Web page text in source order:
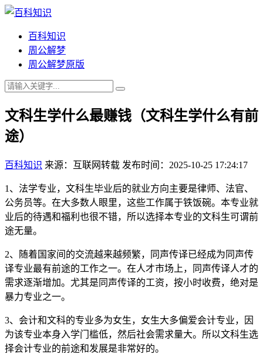
百科知识
周公解梦
周公解梦原版
文科生学什么最赚钱（文科生学什么有前
途）
百科知识 来源：互联网转载 发布时间：2025-10-25 17:24:17
1、法学专业，文科生毕业后的就业方向主要是律师、法官、
公务员等。在大多数人眼里，这些工作属于铁饭碗。本专业就
业后的待遇和福利也很不错，所以选择本专业的文科生可谓前
途无量。
2、随着国家间的交流越来越频繁，同声传译已经成为同声传
译专业最有前途的工作之一。在人才市场上，同声传译人才的
需求逐渐增加。尤其是同声传译的工资，按小时收费，绝对是
暴力专业之一。
3、会计和文科的专业多为女生，女生大多偏爱会计专业，因
为该专业本身入学门槛低，然后社会需求量大。所以文科生选
择会计专业的前途和发展是非常好的。